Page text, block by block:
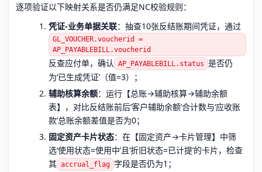
逐项验证以下映射关系是否仍满足NC校验规则：
凭证-业务单据关联：抽查10张反结账期间凭证，通过
GL_VOUCHER.voucherid =
AP_PAYABLEBILL.voucherid
反查应付单，确认 AP_PAYABLEBILL.status 是否仍
为‘已生成凭证’（值=3）；
辅助核算余额：运行【总账→辅助核算→辅助余额
表】，对比反结账前后‘客户辅助余额’合计数与‘应收账
款’总账余额差值是否为0；
固定资产卡片状态：在【固定资产→卡片管理】中筛
选‘使用状态=使用中’且‘折旧状态=已计提’的卡片，检查
其 accrual_flag 字段是否仍为1；